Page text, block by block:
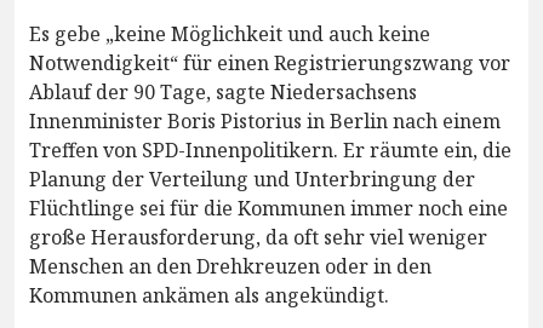
Es gebe „keine Möglichkeit und auch keine
Notwendigkeit“ für einen Registrierungszwang vor
Ablauf der 90 Tage, sagte Niedersachsens
Innenminister Boris Pistorius in Berlin nach einem
Treffen von SPD-Innenpolitikern. Er räumte ein, die
Planung der Verteilung und Unterbringung der
Flüchtlinge sei für die Kommunen immer noch eine
große Herausforderung, da oft sehr viel weniger
Menschen an den Drehkreuzen oder in den
Kommunen ankämen als angekündigt.